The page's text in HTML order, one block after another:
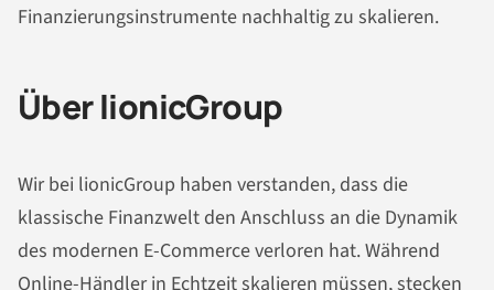
Finanzierungsinstrumente nachhaltig zu skalieren.
Über lionicGroup
Wir bei lionicGroup haben verstanden, dass die
klassische Finanzwelt den Anschluss an die Dynamik
des modernen E-Commerce verloren hat. Während
Online-Händler in Echtzeit skalieren müssen, stecken